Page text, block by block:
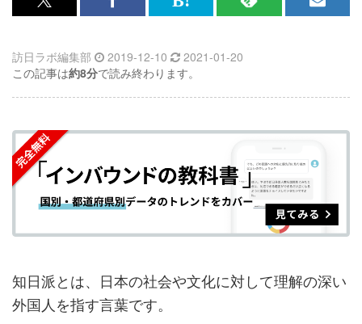
x<br>
記
事
シ
ェ
ア
す
る
Facebook<br>
記
事
シ
ェ
ア
す
る
は
な
ブ
ク
マ
ー
ク
に
加
RSS
購
読
す
る
メ
録
す
訪日ラボ編集部 2019-12-10
2021-01-20
この記事は約8分で読み終わります。
知日派とは、日本の社会や文化に対して理解の深い
外国人を指す言葉です。